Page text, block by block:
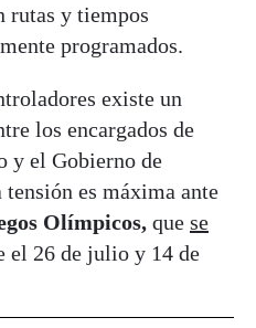
rutas y tiempos
programados.
existe un
los encargados de
y el Gobierno de
tensión es máxima ante
Olímpicos, que se
el 26 de julio y 14 de